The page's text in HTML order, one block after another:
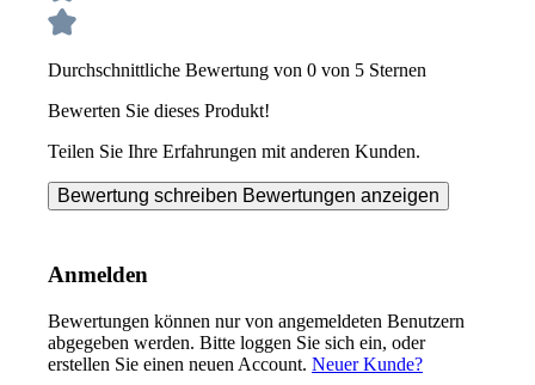
Durchschnittliche Bewertung von 0 von 5 Sternen
Bewerten Sie dieses Produkt!
Teilen Sie Ihre Erfahrungen mit anderen Kunden.
Bewertung schreiben Bewertungen anzeigen
Anmelden
Bewertungen können nur von angemeldeten Benutzern
abgegeben werden. Bitte loggen Sie sich ein, oder
erstellen Sie einen neuen Account. Neuer Kunde?